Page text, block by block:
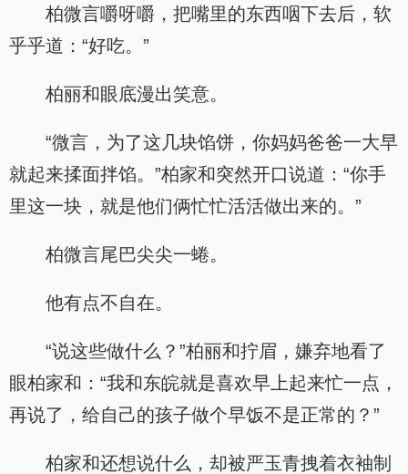
柏微言嚼呀嚼，把嘴里的东西咽下去后，软
乎乎道：“好吃。”
柏丽和眼底漫出笑意。
“微言，为了这几块馅饼，你妈妈爸爸一大早
就起来揉面拌馅。”柏家和突然开口说道：“你手
里这一块，就是他们俩忙忙活活做出来的。”
柏微言尾巴尖尖一蜷。
他有点不自在。
“说这些做什么？”柏丽和拧眉，嫌弃地看了
眼柏家和：“我和东皖就是喜欢早上起来忙一点，
再说了，给自己的孩子做个早饭不是正常的？”
柏家和还想说什么，却被严玉青拽着衣袖制